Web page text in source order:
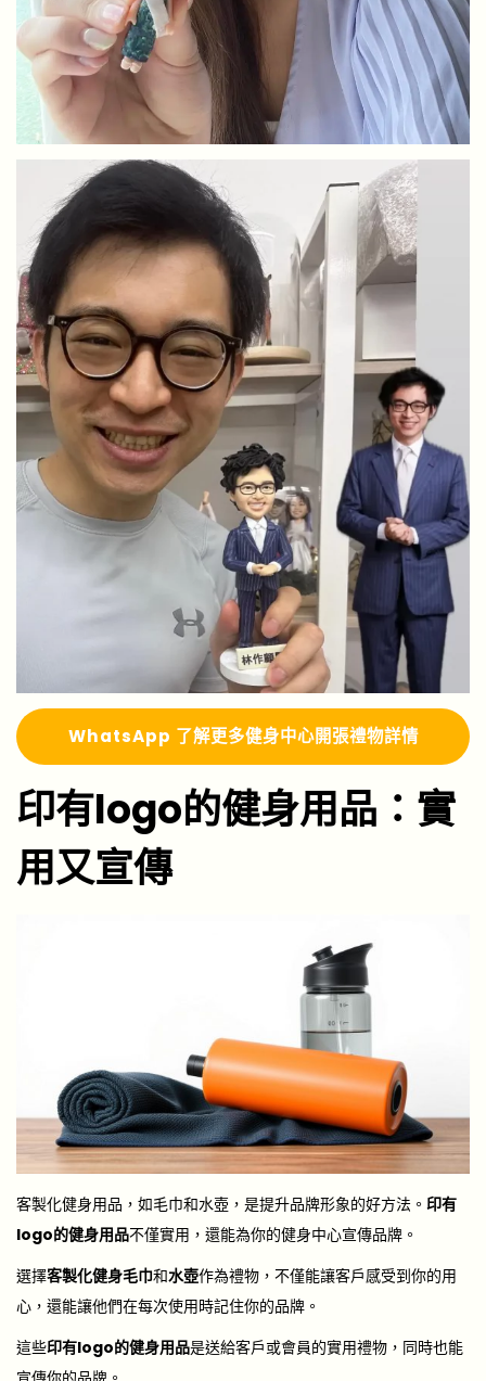
WhatsApp 了解更多健身中心開張禮物詳情
印有logo的健身用品：實
用又宣傳
客製化健身用品，如毛巾和水壺，是提升品牌形象的好方法。 印有
logo的健身用品不僅實用，還能為你的健身中心宣傳品牌。
選擇客製化健身毛巾和水壺作為禮物，不僅能讓客戶感受到你的用
心，還能讓他們在每次使用時記住你的品牌。
這些印有logo的健身用品是送給客戶或會員的實用禮物，同時也能